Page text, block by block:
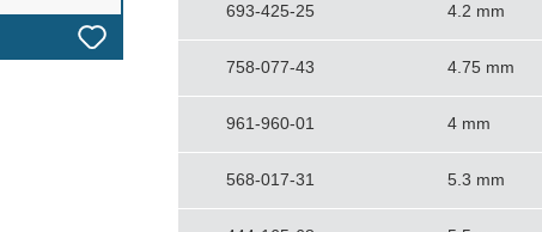
693-425-25 4.2 mm
758-077-43 4.75 mm
961-960-01 4 mm
568-017-31 5.3 mm